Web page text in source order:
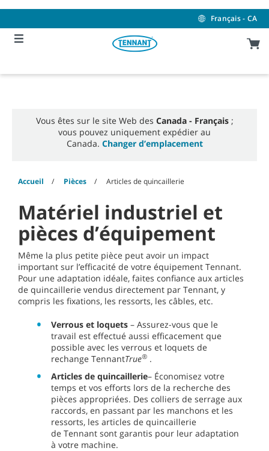
content
navigation
menu
Français - CA
Vous êtes sur le site Web des Canada - Français;
vous pouvez uniquement expédier au
Canada. Changer d’emplacement
Accueil Pièces Articles de quincaillerie
Matériel industriel et
pièces d’équipement
Même la plus petite pièce peut avoir un impact
important sur l’efficacité de votre équipement Tennant.
Pour une adaptation idéale, faites confiance aux articles
de quincaillerie vendus directement par Tennant, y
compris les fixations, les ressorts, les câbles, etc.
Verrous et loquets – Assurez-vous que le
travail est effectué aussi efficacement que
possible avec les verrous et loquets de
rechange TennantTrue® .
Articles de quincaillerie– Économisez votre
temps et vos efforts lors de la recherche des
pièces appropriées. Des colliers de serrage aux
raccords, en passant par les manchons et les
ressorts, les articles de quincaillerie
de Tennant sont garantis pour leur adaptation
à votre machine.